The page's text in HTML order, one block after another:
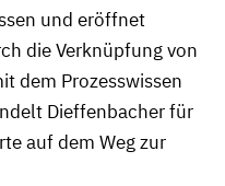
und eröffnet
die Verknüpfung von
dem Prozesswissen
Dieffenbacher für
auf dem Weg zur